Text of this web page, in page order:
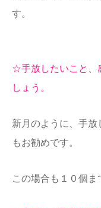
す。
☆手放したいこと、
しょう。
新月のように、手放
もお勧めです。
この場合も１０個ま